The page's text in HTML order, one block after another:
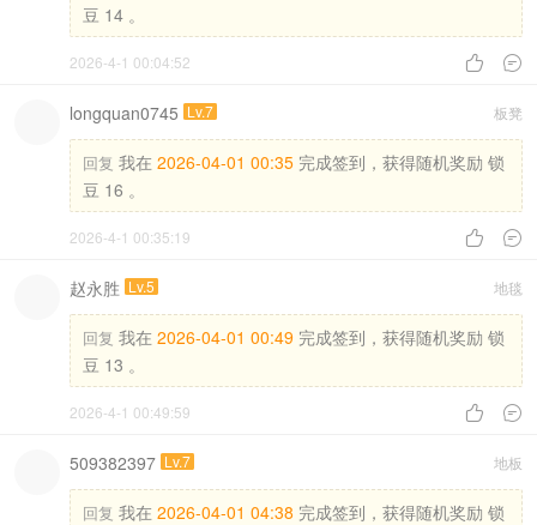
豆 14 。
 
2026-4-1 00:04:52
板凳
longquan0745 Lv.7
回复 我在 2026-04-01 00:35 完成签到，获得随机奖励 锁
豆 16 。
 
2026-4-1 00:35:19
地毯
赵永胜 Lv.5
回复 我在 2026-04-01 00:49 完成签到，获得随机奖励 锁
豆 13 。
 
2026-4-1 00:49:59
地板
509382397 Lv.7
回复 我在 2026-04-01 04:38 完成签到，获得随机奖励 锁